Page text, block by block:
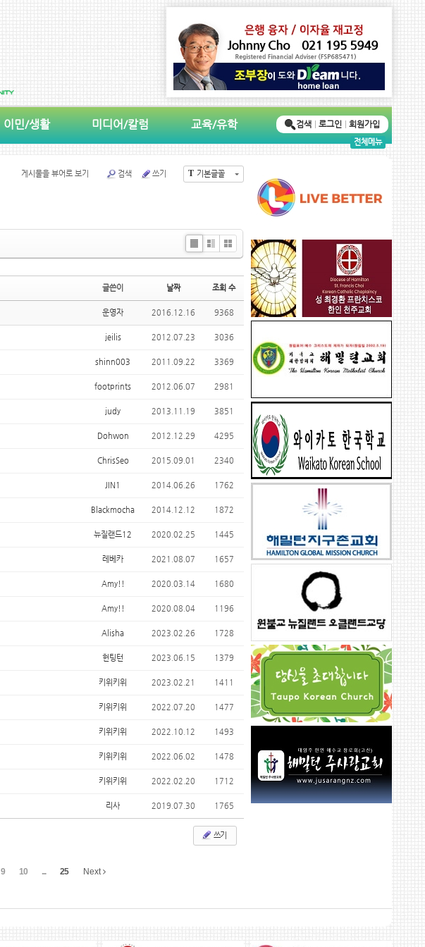
이민/생활 미디어/칼럼 교육/유학 검색 로그인 회원가입
전체메뉴
T 기본글꼴
게시물을 뷰어로 보기 검색 쓰기
Li
Zi
e
G
le
ry
글쓴이 날짜 조회 수
운영자 2016.12.16 9368
jeilis 2012.07.23 3036
shinn003 2011.09.22 3369
footprints 2012.06.07 2981
judy 2013.11.19 3851
Dohwon 2012.12.29 4295
ChrisSeo 2015.09.01 2340
JIN1 2014.06.26 1762
Blackmocha 2014.12.12 1872
뉴질랜드12 2020.02.25 1445
레베카 2021.08.07 1657
Amy!! 2020.03.14 1680
Amy!! 2020.08.04 1196
Alisha 2023.02.26 1728
헌팅턴 2023.06.15 1379
키위키위 2023.02.21 1411
키위키위 2022.07.20 1477
키위키위 2022.10.12 1493
키위키위 2022.06.02 1478
키위키위 2022.02.20 1712
리사 2019.07.30 1765
쓰기
9 10 ... 25 Next